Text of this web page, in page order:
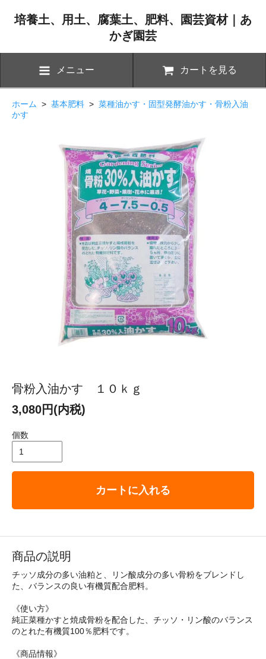
培養土、用土、腐葉土、肥料、園芸資材｜あ
かぎ園芸
メニュー カートを見る
ホーム > 基本肥料 > 菜種油かす・固型発酵油かす・骨粉入油
かす
骨粉入油かす １０ｋｇ
3,080円(内税)
個数
カートに入れる
商品の説明
チッソ成分の多い油粕と、リン酸成分の多い骨粉をブレンドし
た、バランスの良い有機質配合肥料。
《使い方》
純正菜種かすと焼成骨粉を配合した、チッソ・リン酸のバランス
のとれた有機質100％肥料です。
《商品情報》